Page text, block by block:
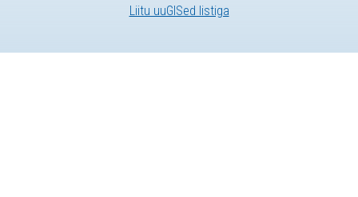
Liitu uuGISed listiga